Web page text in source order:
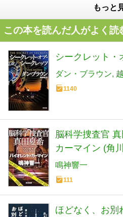
もっと
この本を読んだ人がよく読
シークレット・
ダン・ブラウン
1140
脳科学捜査官
カーマイン (角
鳴神響一
111
ほどなく、お別